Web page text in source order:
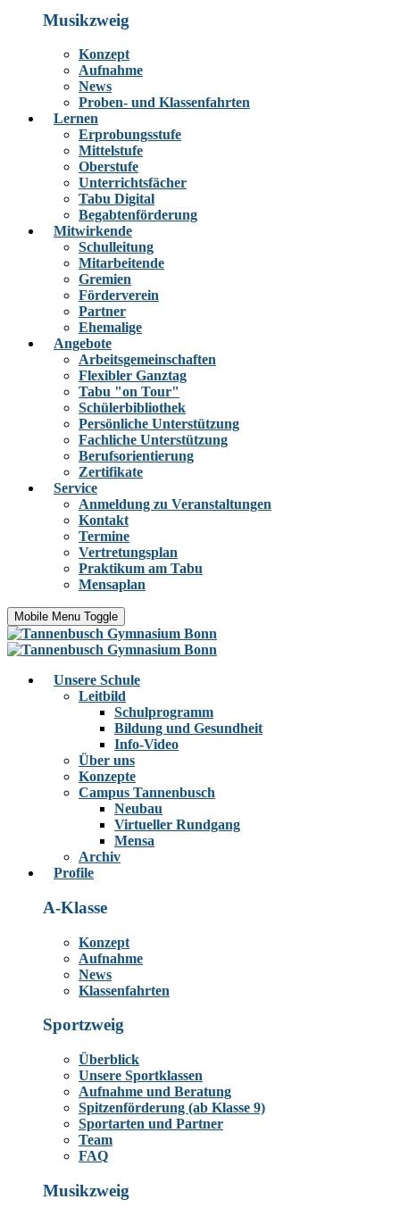
Musikzweig
Konzept
Aufnahme
News
Proben- und Klassenfahrten
Lernen
Erprobungsstufe
Mittelstufe
Oberstufe
Unterrichtsfächer
Tabu Digital
Begabtenförderung
Mitwirkende
Schulleitung
Mitarbeitende
Gremien
Förderverein
Partner
Ehemalige
Angebote
Arbeitsgemeinschaften
Flexibler Ganztag
Tabu "on Tour"
Schülerbibliothek
Persönliche Unterstützung
Fachliche Unterstützung
Berufsorientierung
Zertifikate
Service
Anmeldung zu Veranstaltungen
Kontakt
Termine
Vertretungsplan
Praktikum am Tabu
Mensaplan
Mobile Menu Toggle
Unsere Schule
Leitbild
Schulprogramm
Bildung und Gesundheit
Info-Video
Über uns
Konzepte
Campus Tannenbusch
Neubau
Virtueller Rundgang
Mensa
Archiv
Profile
A-Klasse
Konzept
Aufnahme
News
Klassenfahrten
Sportzweig
Überblick
Unsere Sportklassen
Aufnahme und Beratung
Spitzenförderung (ab Klasse 9)
Sportarten und Partner
Team
FAQ
Musikzweig